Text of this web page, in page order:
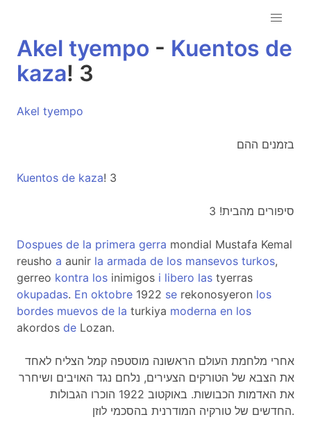
Akel tyempo - Kuentos de
kaza! 3
Akel tyempo
בזמנים ההם
Kuentos de kaza! 3
סיפורים מהבית! 3
Dospues de la primera gerra mondial Mustafa Kemal
reusho a aunir la armada de los mansevos turkos,
gerreo kontra los inimigos i libero las tyerras
okupadas. En oktobre 1922 se rekonosyeron los
bordes muevos de la turkiya moderna en los
akordos de Lozan.
אחרי מלחמת העולם הראשונה מוסטפה קמל הצליח לאחד
את הצבא של הטורקים הצעירים, נלחם נגד האויבים ושיחרר
את האדמות הכבושות. באוקטוב 1922 הוכרו הגבולות
החדשים של טורקיה המודרנית בהסכמי לוזן.